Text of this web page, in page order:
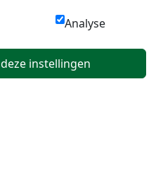
Analyse
instellingen